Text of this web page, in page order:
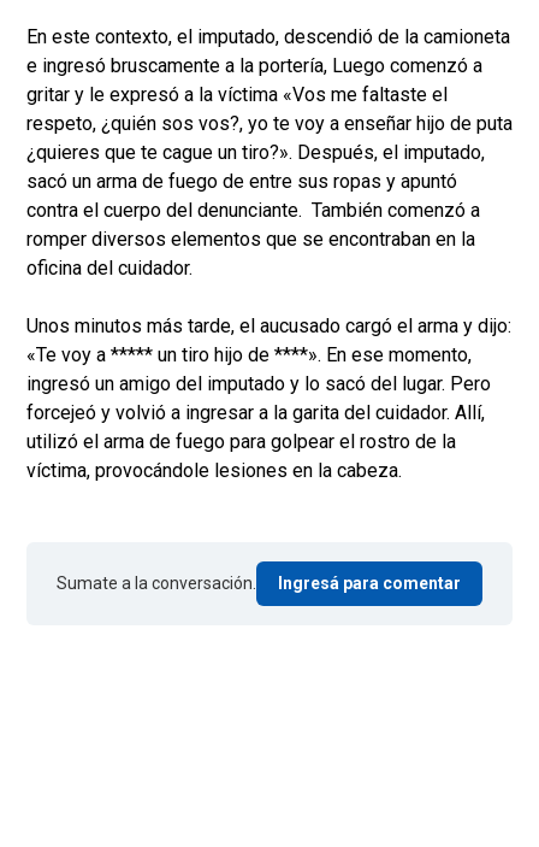
En este contexto, el imputado, descendió de la camioneta
e ingresó bruscamente a la portería, Luego comenzó a
gritar y le expresó a la víctima «Vos me faltaste el
respeto, ¿quién sos vos?, yo te voy a enseñar hijo de puta
¿quieres que te cague un tiro?». Después, el imputado,
sacó un arma de fuego de entre sus ropas y apuntó
contra el cuerpo del denunciante. También comenzó a
romper diversos elementos que se encontraban en la
oficina del cuidador.
Unos minutos más tarde, el aucusado cargó el arma y dijo:
«Te voy a ***** un tiro hijo de ****». En ese momento,
ingresó un amigo del imputado y lo sacó del lugar. Pero
forcejeó y volvió a ingresar a la garita del cuidador. Allí,
utilizó el arma de fuego para golpear el rostro de la
víctima, provocándole lesiones en la cabeza.
Sumate a la conversación. Ingresá para comentar